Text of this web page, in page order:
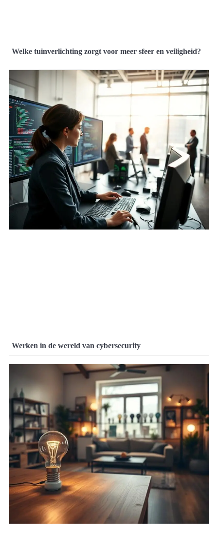
Welke tuinverlichting zorgt voor meer sfeer en veiligheid?
Werken in de wereld van cybersecurity